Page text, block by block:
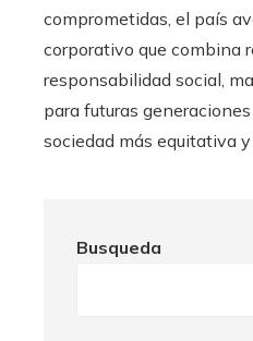
comprometidas, el país
corporativo que combina
responsabilidad social,
para futuras
sociedad más equitativa y
Busqueda